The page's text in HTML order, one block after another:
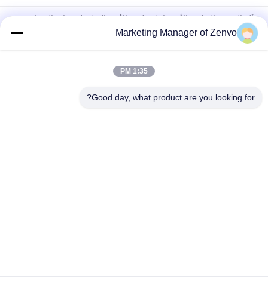
آلة التعبئة والتغليف الأوتوماتيكية لذرة الأرز والسكر لمنتجات الصفائح
500~5000g
1 كجم / كيس آلة تعبئة الأرز الأوتوماتيكية بالكامل مع ميزان متعدد
Marketing Manager of Zenvo
1:35 PM
Good day, what product are you looking for?